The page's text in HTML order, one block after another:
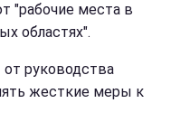
"рабочие места в
областях".
руководства
жесткие меры к